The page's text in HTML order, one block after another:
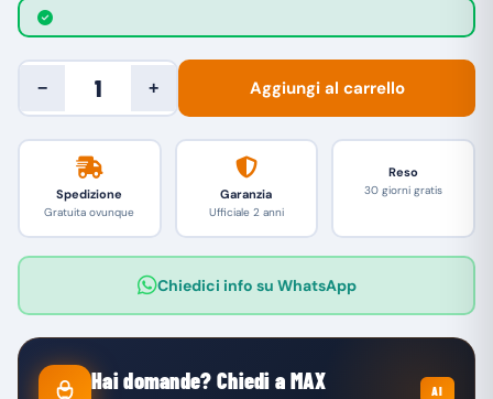
− + Aggiungi al carrello
Spedizione
Gratuita ovunque
Garanzia
Ufficiale 2 anni
Reso
30 giorni gratis
Chiedici info su WhatsApp
Hai domande? Chiedi a MAX AI